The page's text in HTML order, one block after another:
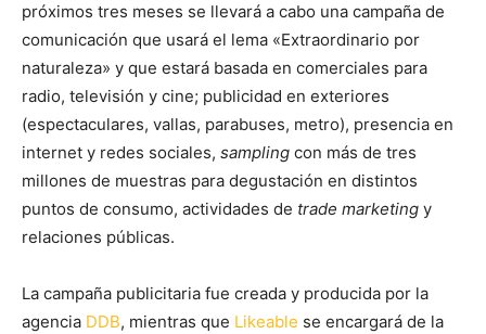
próximos tres meses se llevará a cabo una campaña de
comunicación que usará el lema «Extraordinario por
naturaleza» y que estará basada en comerciales para
radio, televisión y cine; publicidad en exteriores
(espectaculares, vallas, parabuses, metro), presencia en
internet y redes sociales, sampling con más de tres
millones de muestras para degustación en distintos
puntos de consumo, actividades de trade marketing y
relaciones públicas.
La campaña publicitaria fue creada y producida por la
agencia DDB, mientras que Likeable se encargará de la